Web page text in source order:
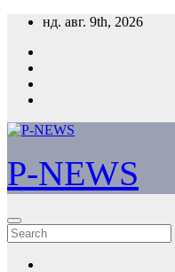
Skip
content
нд. авг. 9th, 2026
P-NEWS